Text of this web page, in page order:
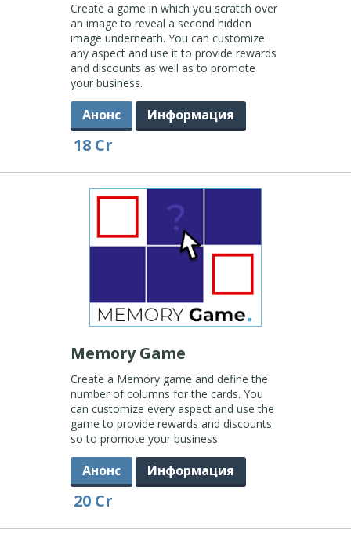
Create a game in which you scratch over
an image to reveal a second hidden
image underneath. You can customize
any aspect and use it to provide rewards
and discounts as well as to promote
your business.
Анонс Информация
18 Cr
Memory Game
Create a Memory game and define the
number of columns for the cards. You
can customize every aspect and use the
game to provide rewards and discounts
so to promote your business.
Анонс Информация
20 Cr